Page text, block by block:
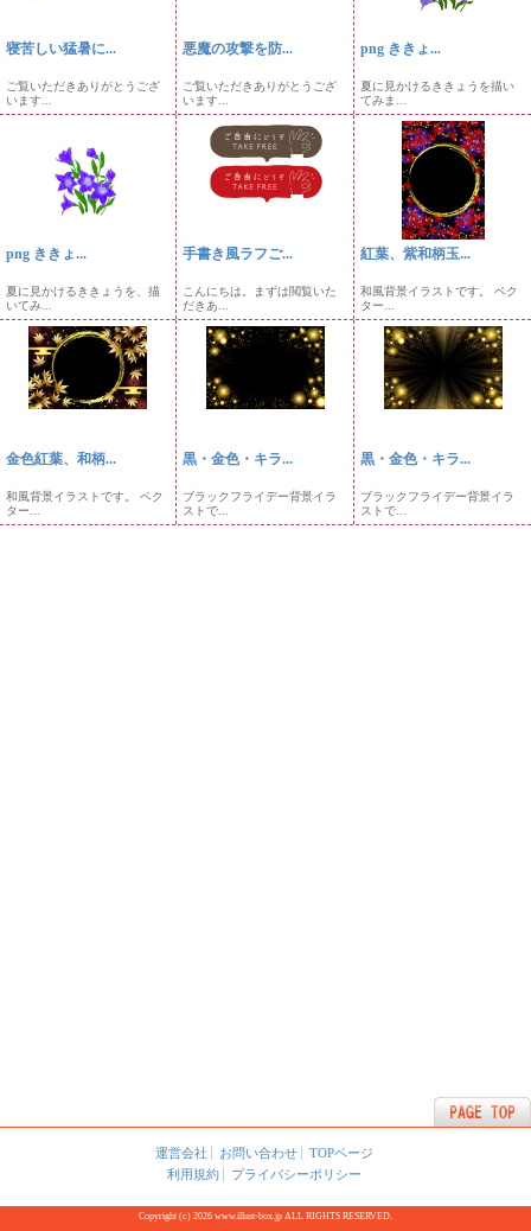
寝苦しい猛暑に...
ご覧いただきありがとうござ
います...
悪魔の攻撃を防...
ご覧いただきありがとうござ
います...
png ききょ...
夏に見かけるききょうを描い
てみま...
png ききょ...
夏に見かけるききょうを、描
いてみ...
手書き風ラフご...
こんにちは。まずは閲覧いた
だきあ...
紅葉、紫和柄玉...
和風背景イラストです。 ベク
ター...
金色紅葉、和柄...
和風背景イラストです。 ベク
ター...
黒・金色・キラ...
ブラックフライデー背景イラ
ストで...
黒・金色・キラ...
ブラックフライデー背景イラ
ストで...
運営会社 お問い合わせ
TOPページ
利用規約
プライバシーポリシー
Copyright (c) 2026 www.illust-box.jp ALL RIGHTS RESERVED.